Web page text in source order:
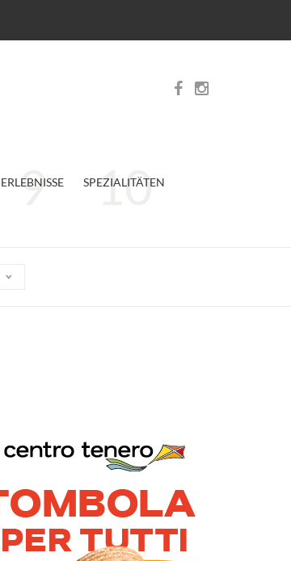
ERLEBNISSE SPEZIALITÄTEN